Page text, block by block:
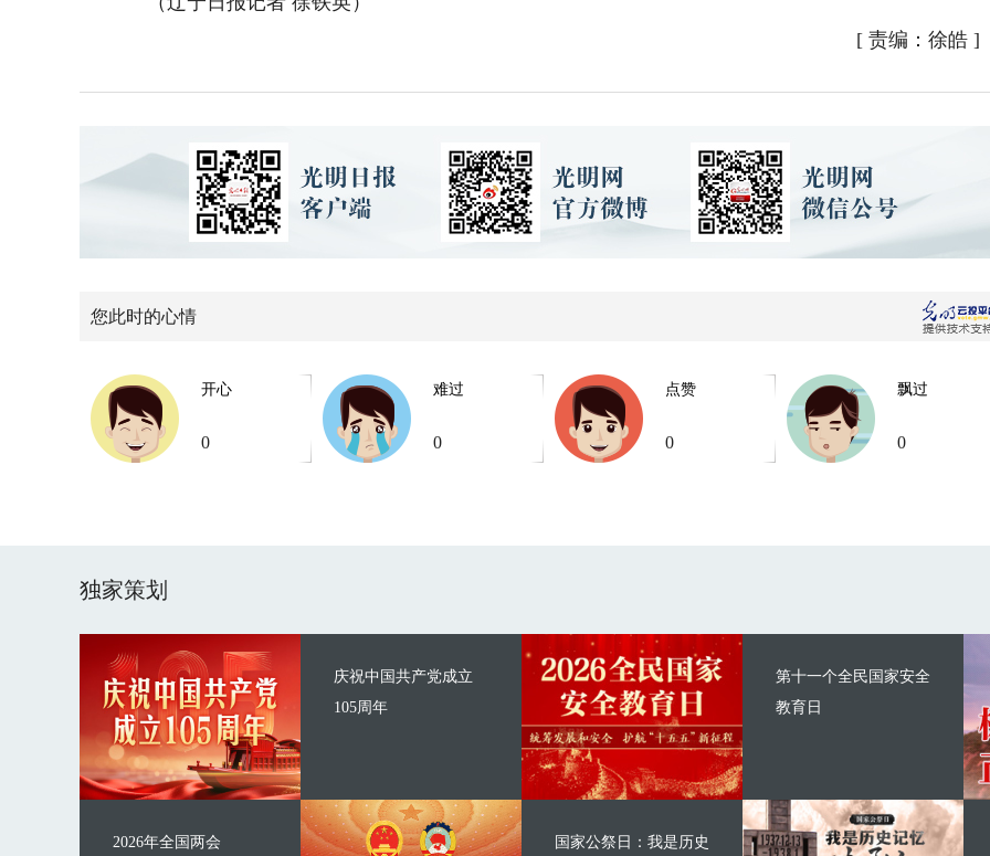
[ 责编：徐皓 ]
您此时的心情
开心
0
难过
0
点赞
0
飘过
0
独家策划
庆祝中国共产党成立
105周年
2026年全国两会
第十一个全民国家安全
教育日
国家公祭日：我是历史